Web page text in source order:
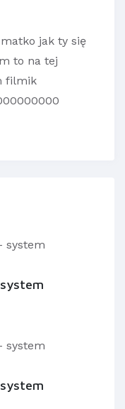
jak ty się
to na tej
filmik